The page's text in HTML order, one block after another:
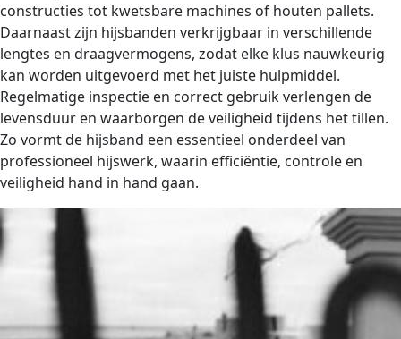
constructies tot kwetsbare machines of houten pallets.
Daarnaast zijn hijsbanden verkrijgbaar in verschillende
lengtes en draagvermogens, zodat elke klus nauwkeurig
kan worden uitgevoerd met het juiste hulpmiddel.
Regelmatige inspectie en correct gebruik verlengen de
levensduur en waarborgen de veiligheid tijdens het tillen.
Zo vormt de hijsband een essentieel onderdeel van
professioneel hijswerk, waarin efficiëntie, controle en
veiligheid hand in hand gaan.